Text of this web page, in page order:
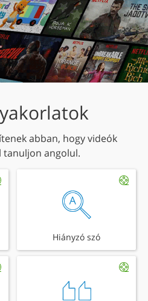
abban, hogy videók
tanuljon angolul.
Hiányzó szó